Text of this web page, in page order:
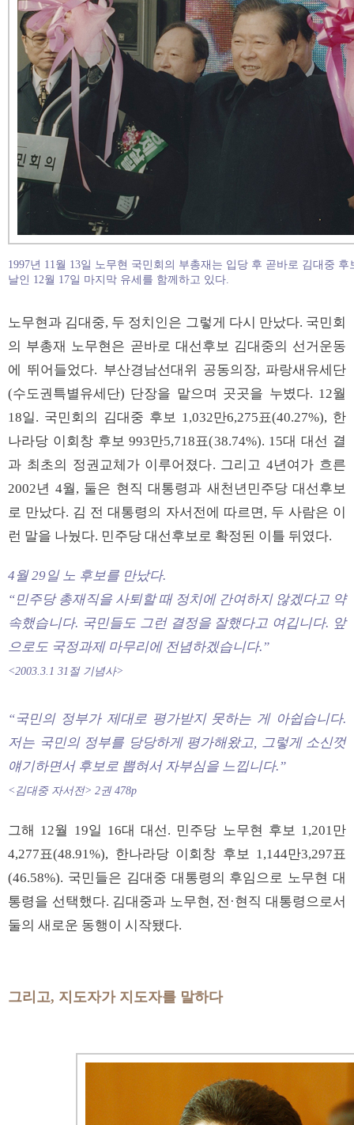
1997년 11월 13일 노무현 국민회의 부총재는 입당 후 곧바로 김대중
날인 12월 17일 마지막 유세를 함께하고 있다.
노무현과 김대중, 두 정치인은 그렇게 다시 만났다. 국민회
의 부총재 노무현은 곧바로 대선후보 김대중의 선거운동
에 뛰어들었다. 부산경남선대위 공동의장, 파랑새유세단
(수도권특별유세단) 단장을 맡으며 곳곳을 누볐다. 12월
18일. 국민회의 김대중 후보 1,032만6,275표(40.27%), 한
나라당 이회창 후보 993만5,718표(38.74%). 15대 대선 결
과 최초의 정권교체가 이루어졌다. 그리고 4년여가 흐른
2002년 4월, 둘은 현직 대통령과 새천년민주당 대선후보
로 만났다. 김 전 대통령의 자서전에 따르면, 두 사람은 이
런 말을 나눴다. 민주당 대선후보로 확정된 이틀 뒤였다.
4월 29일 노 후보를 만났다.
“민주당 총재직을 사퇴할 때 정치에 간여하지 않겠다고 약
속했습니다. 국민들도 그런 결정을 잘했다고 여깁니다. 앞
으로도 국정과제 마무리에 전념하겠습니다.”
<2003.3.1 31절 기념사>
“국민의 정부가 제대로 평가받지 못하는 게 아쉽습니다.
저는 국민의 정부를 당당하게 평가해왔고, 그렇게 소신껏
얘기하면서 후보로 뽑혀서 자부심을 느낍니다.”
<김대중 자서전> 2권 478p
그해 12월 19일 16대 대선. 민주당 노무현 후보 1,201만
4,277표(48.91%), 한나라당 이회창 후보 1,144만3,297표
(46.58%). 국민들은 김대중 대통령의 후임으로 노무현 대
통령을 선택했다. 김대중과 노무현, 전·현직 대통령으로서
둘의 새로운 동행이 시작됐다.
그리고, 지도자가 지도자를 말하다